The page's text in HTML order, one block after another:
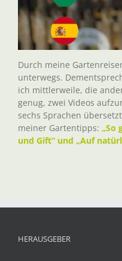
Durch meine
unterwegs.
ich mittlerweile, die
genug, zwei Videos
sechs Sprachen
meiner Gartentipps: „So
und Gift“ und „Auf
HERAUSGEBER